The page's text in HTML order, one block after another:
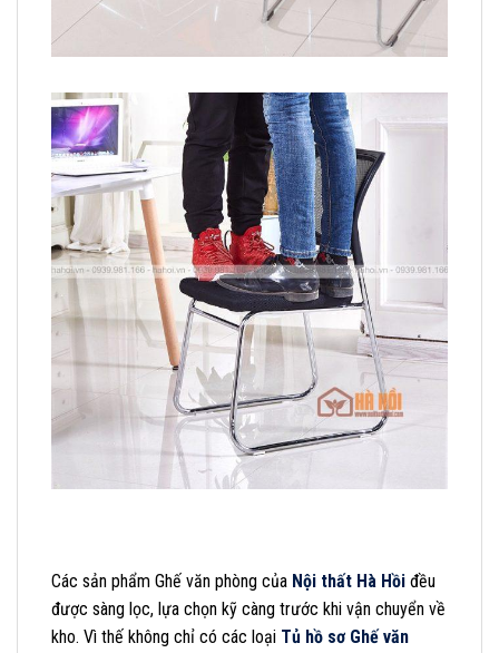
Các sản phẩm Ghế văn phòng của Nội thất Hà Hồi đều
được sàng lọc, lựa chọn kỹ càng trước khi vận chuyển về
kho. Vì thế không chỉ có các loại Tủ hồ sơ Ghế văn